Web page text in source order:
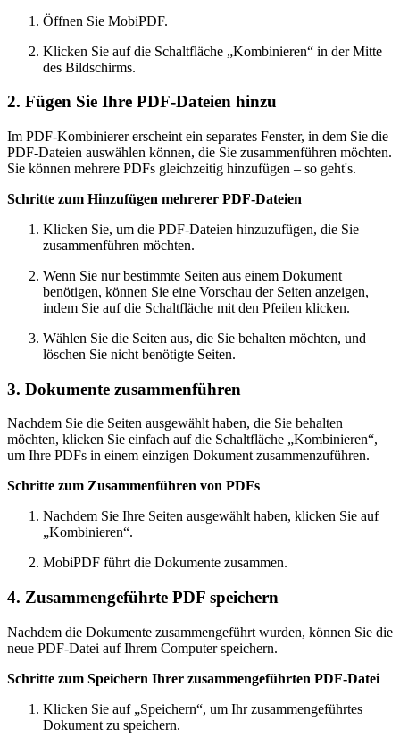
Öffnen Sie MobiPDF.
Klicken Sie auf die Schaltfläche „Kombinieren“ in der Mitte
des Bildschirms.
2. Fügen Sie Ihre PDF-Dateien hinzu
Im PDF-Kombinierer erscheint ein separates Fenster, in dem Sie die
PDF-Dateien auswählen können, die Sie zusammenführen möchten.
Sie können mehrere PDFs gleichzeitig hinzufügen – so geht's.
Schritte zum Hinzufügen mehrerer PDF-Dateien
Klicken Sie, um die PDF-Dateien hinzuzufügen, die Sie
zusammenführen möchten.
Wenn Sie nur bestimmte Seiten aus einem Dokument
benötigen, können Sie eine Vorschau der Seiten anzeigen,
indem Sie auf die Schaltfläche mit den Pfeilen klicken.
Wählen Sie die Seiten aus, die Sie behalten möchten, und
löschen Sie nicht benötigte Seiten.
3. Dokumente zusammenführen
Nachdem Sie die Seiten ausgewählt haben, die Sie behalten
möchten, klicken Sie einfach auf die Schaltfläche „Kombinieren“,
um Ihre PDFs in einem einzigen Dokument zusammenzuführen.
Schritte zum Zusammenführen von PDFs
Nachdem Sie Ihre Seiten ausgewählt haben, klicken Sie auf
„Kombinieren“.
MobiPDF führt die Dokumente zusammen.
4. Zusammengeführte PDF speichern
Nachdem die Dokumente zusammengeführt wurden, können Sie die
neue PDF-Datei auf Ihrem Computer speichern.
Schritte zum Speichern Ihrer zusammengeführten PDF-Datei
Klicken Sie auf „Speichern“, um Ihr zusammengeführtes
Dokument zu speichern.